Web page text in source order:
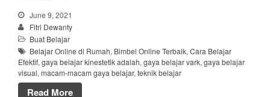
June 9, 2021
Fitri Dewanty
Buat Belajar
Belajar Online di Rumah, Bimbel Online Terbaik, Cara Belajar
Efektif, gaya belajar kinestetik adalah, gaya belajar vark, gaya belajar
visual, macam-macam gaya belajar, teknik belajar
Read More